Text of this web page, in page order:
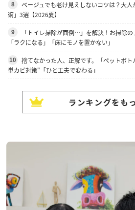
8
ベージュでも老け見えしないコツは？大
術」3選【2026夏】
9
「トイレ掃除が面倒…」を解決！お掃除の
「ラクになる」「床にモノを置かない」
10
捨てなかった人、正解です。「ペットボ
単カビ対策"「ひと工夫で変わる」
ランキングをも